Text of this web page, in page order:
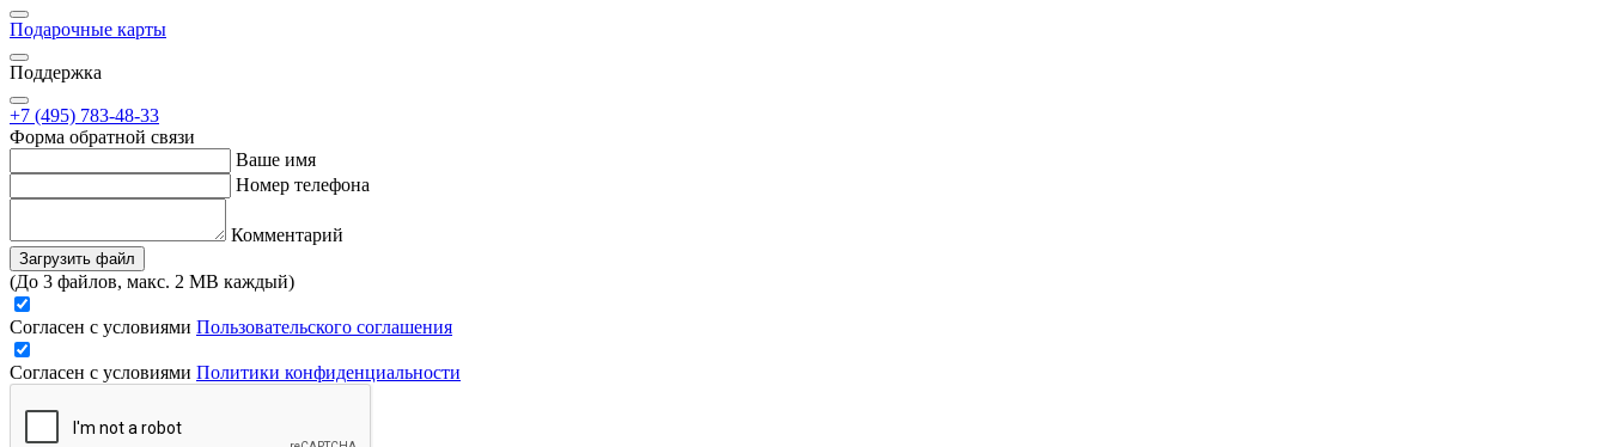
Подарочные карты
Поддержка
+7 (495) 783-48-33
Форма обратной связи
Ваше имя
Номер телефона
Комментарий
Загрузить файл
(До 3 файлов, макс. 2 MB каждый)
Согласен с условиями Пользовательского соглашения
Согласен с условиями Политики конфиденциальности